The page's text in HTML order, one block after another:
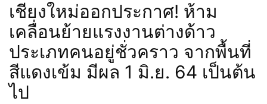
เชียงใหม่ออกประกาศ! ห้าม
เคลื่อนย้ายแรงงานต่างด้าว
ประเภทคนอยู่ชั่วคราว จากพื้นที่
สีแดงเข้ม มีผล 1 มิ.ย. 64 เป็นต้น
ไป